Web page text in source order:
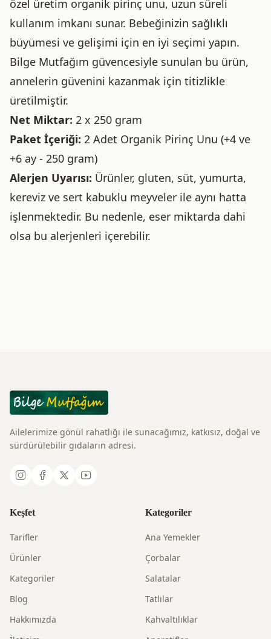
özel üretim organik pirinç unu, uzun süreli
kullanım imkanı sunar. Bebeğinizin sağlıklı
büyümesi ve gelişimi için en iyi seçimi yapın.
Bilge Mutfağım güvencesiyle sunulan bu ürün,
annelerin güvenini kazanmak için titizlikle
üretilmiştir.
Net Miktar: 2 x 250 gram
Paket İçeriği: 2 Adet Organik Pirinç Unu (+4 ve
+6 ay - 250 gram)
Alerjen Uyarısı: Ürünler, gluten, süt, yumurta,
kereviz ve sert kabuklu meyveler ile aynı hatta
işlenmektedir. Bu nedenle, eser miktarda dahi
olsa bu alerjenleri içerebilir.
Ailelerimize gönül rahatlığı ile sunacağımız, katkısız, doğal ve
sürdürülebilir gıdaların adresi.
Keşfet
Tarifler
Ürünler
Kategoriler
Blog
Hakkımızda
Kategoriler
Ana Yemekler
Çorbalar
Salatalar
Tatlılar
Kahvaltılıklar